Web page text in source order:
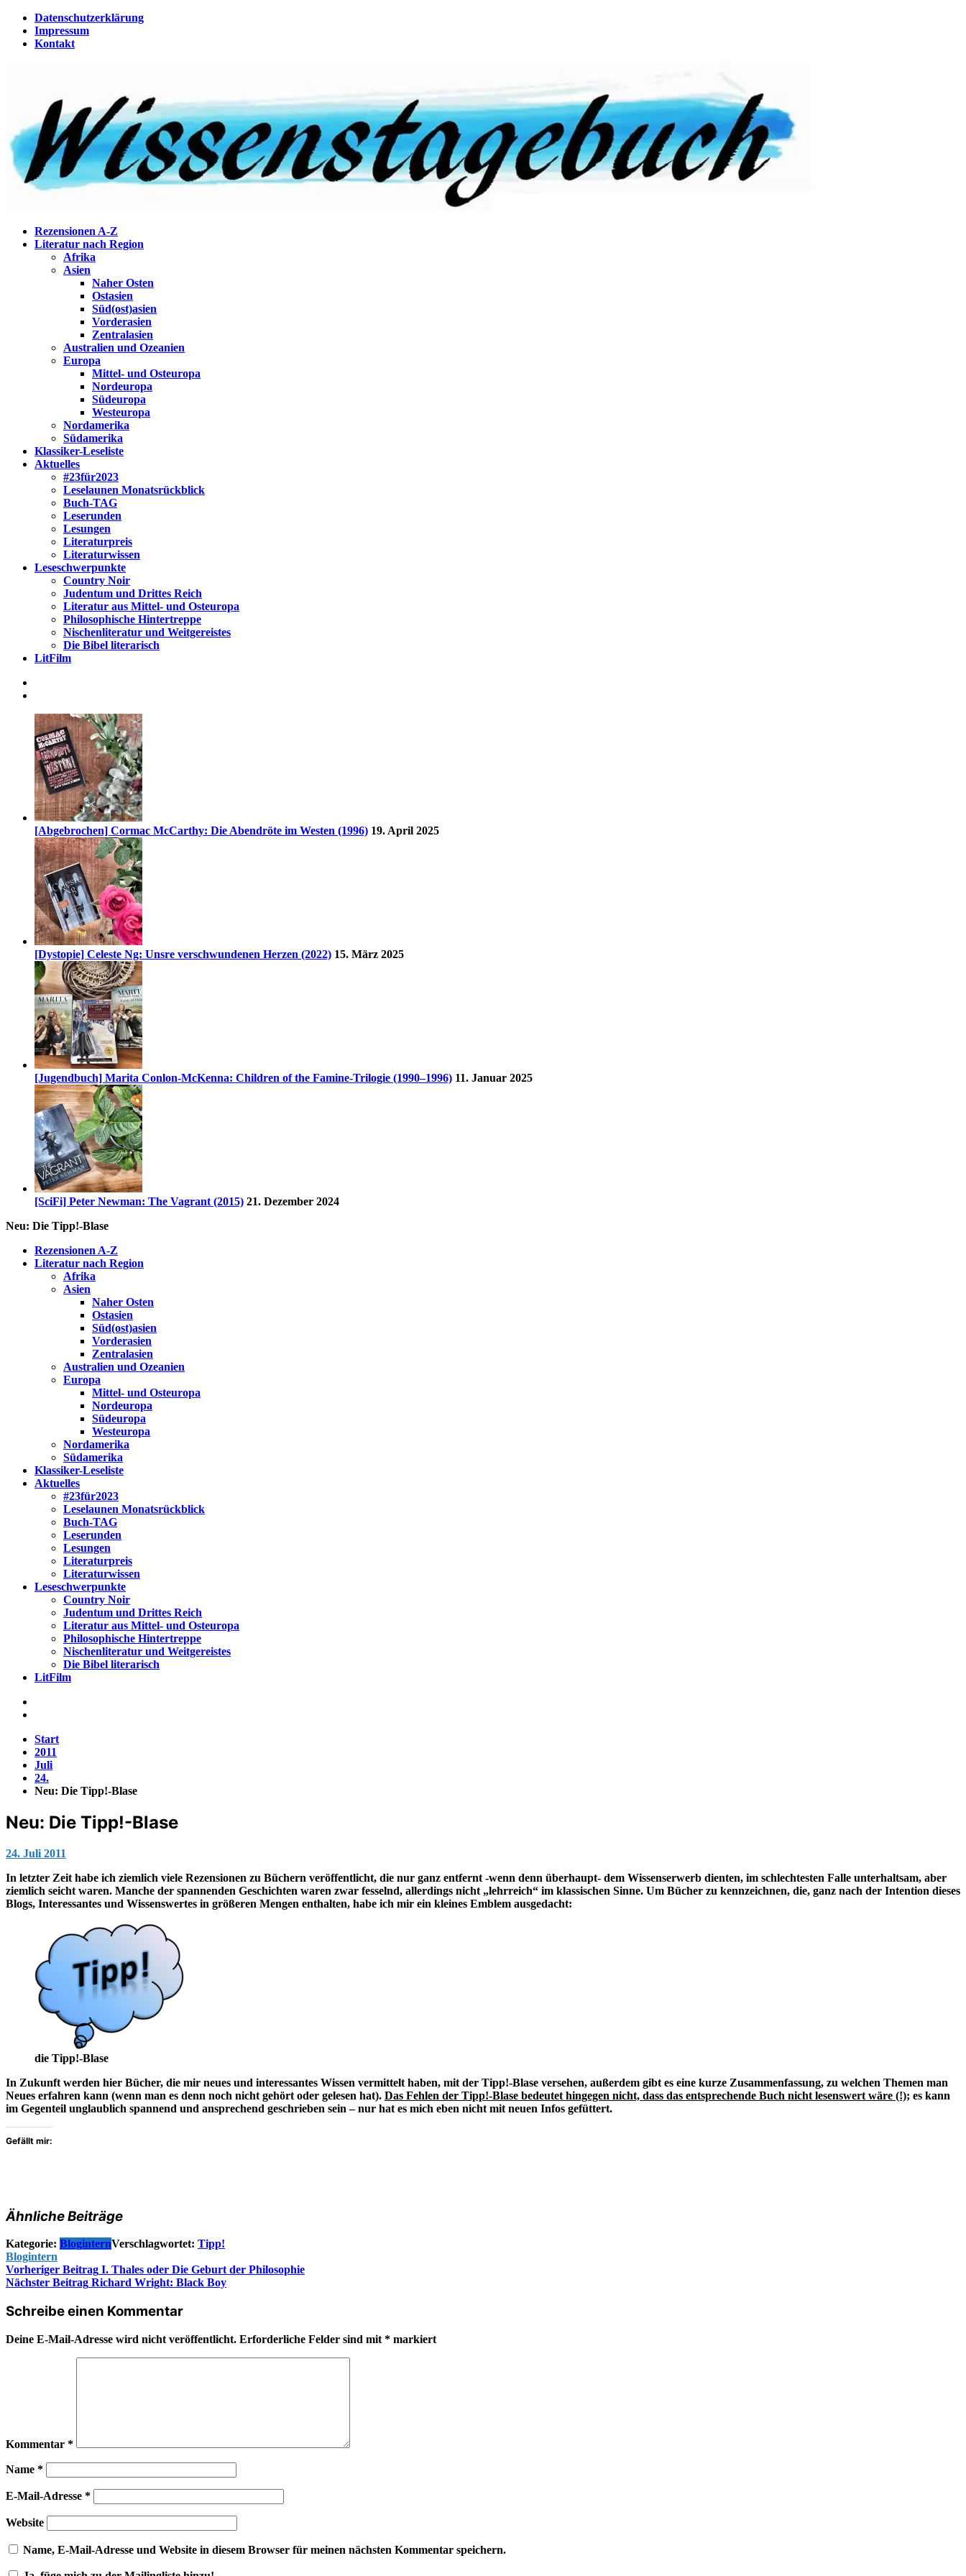
Zum
Inhalt
springen
Datenschutzerklärung
Impressum
Kontakt
Wissenstagebuch
Eine Gabel für die Suppe der Weisheit
Rezensionen A-Z
Literatur nach Region
Afrika
Asien
Naher Osten
Ostasien
Süd(ost)asien
Vorderasien
Zentralasien
Australien und Ozeanien
Europa
Mittel- und Osteuropa
Nordeuropa
Südeuropa
Westeuropa
Nordamerika
Südamerika
Klassiker-Leseliste
Aktuelles
#23für2023
Leselaunen Monatsrückblick
Buch-TAG
Leserunden
Lesungen
Literaturpreis
Literaturwissen
Leseschwerpunkte
Country Noir
Judentum und Drittes Reich
Literatur aus Mittel- und Osteuropa
Philosophische Hintertreppe
Nischenliteratur und Weitgereistes
Die Bibel literarisch
LitFilm
[Abgebrochen] Cormac McCarthy: Die Abendröte im Westen (1996) 19. April 2025
[Dystopie] Celeste Ng: Unsre verschwundenen Herzen (2022) 15. März 2025
[Jugendbuch] Marita Conlon-McKenna: Children of the Famine-Trilogie (1990–1996) 11. Januar 2025
[SciFi] Peter Newman: The Vagrant (2015) 21. Dezember 2024
Neu: Die Tipp!-Blase
Rezensionen A-Z
Literatur nach Region
Afrika
Asien
Naher Osten
Ostasien
Süd(ost)asien
Vorderasien
Zentralasien
Australien und Ozeanien
Europa
Mittel- und Osteuropa
Nordeuropa
Südeuropa
Westeuropa
Nordamerika
Südamerika
Klassiker-Leseliste
Aktuelles
#23für2023
Leselaunen Monatsrückblick
Buch-TAG
Leserunden
Lesungen
Literaturpreis
Literaturwissen
Leseschwerpunkte
Country Noir
Judentum und Drittes Reich
Literatur aus Mittel- und Osteuropa
Philosophische Hintertreppe
Nischenliteratur und Weitgereistes
Die Bibel literarisch
LitFilm
Start
2011
Juli
24.
Neu: Die Tipp!-Blase
Neu: Die Tipp!-Blase
Jana
24. Juli 2011
In letzter Zeit habe ich ziemlich viele Rezensionen zu Büchern veröffentlicht, die nur ganz entfernt -wenn denn überhaupt- dem Wissenserwerb dienten, im schlechtesten Falle unterhaltsam, aber
ziemlich seicht waren. Manche der spannenden Geschichten waren zwar fesselnd, allerdings nicht „lehrreich“ im klassischen Sinne. Um Bücher zu kennzeichnen, die, ganz nach der Intention dieses
Blogs, Interessantes und Wissenswertes in größeren Mengen enthalten, habe ich mir ein kleines Emblem ausgedacht:
die Tipp!-Blase
In Zukunft werden hier Bücher, die mir neues und interessantes Wissen vermittelt haben, mit der Tipp!-Blase versehen, außerdem gibt es eine kurze Zusammenfassung, zu welchen Themen man
Neues erfahren kann (wenn man es denn noch nicht gehört oder gelesen hat). Das Fehlen der Tipp!-Blase bedeutet hingegen nicht, dass das entsprechende Buch nicht lesenswert wäre (!); es kann
im Gegenteil unglaublich spannend und ansprechend geschrieben sein – nur hat es mich eben nicht mit neuen Infos gefüttert.
Gefällt mir:
Ähnliche Beiträge
Kategorie: BloginternVerschlagwortet: Tipp!
Blogintern
Beitragsnavigation
Vorheriger Beitrag I. Thales oder Die Geburt der Philosophie
Nächster Beitrag Richard Wright: Black Boy
Schreibe einen Kommentar
Deine E-Mail-Adresse wird nicht veröffentlicht. Erforderliche Felder sind mit * markiert
Kommentar *
Name *
E-Mail-Adresse *
Website
Name, E-Mail-Adresse und Website in diesem Browser für meinen nächsten Kommentar speichern.